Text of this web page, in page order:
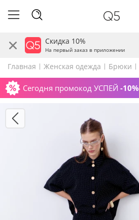
Скидка 10%
На первый заказ в приложении
Главная Женская одежда Брюки
Сегодня промокод УСПЕЙ -10%